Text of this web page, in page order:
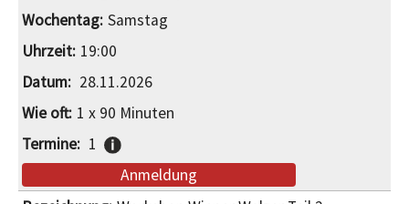
Samstag
19:00
28.11.2026
1 x 90 Minuten
1
Anmeldung